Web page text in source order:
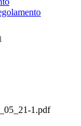
1.pdf